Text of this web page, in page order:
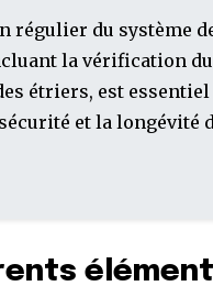
régulier du système
la vérification
étriers, est
et la longévité